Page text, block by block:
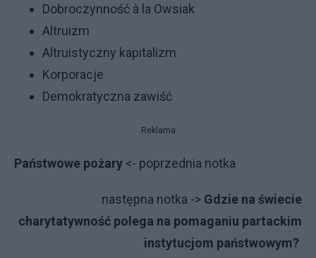
Dobroczynność à la Owsiak
Altruizm
Altruistyczny kapitalizm
Korporacje
Demokratyczna zawiść
Reklama
Państwowe pożary <- poprzednia notka
następna notka -> Gdzie na świecie
charytatywność polega na pomaganiu partackim
instytucjom państwowym?